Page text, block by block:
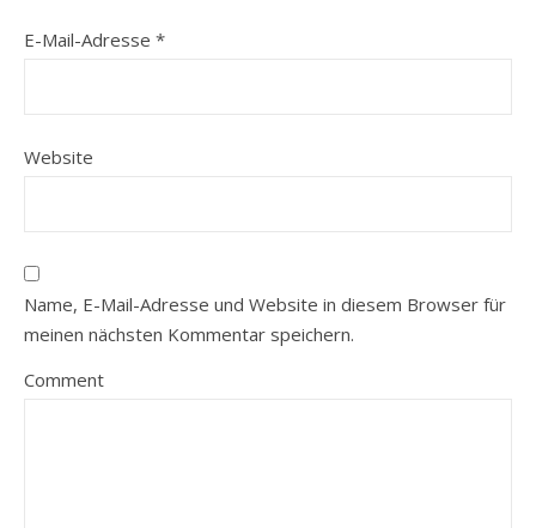
E-Mail-Adresse *
Website
Name, E-Mail-Adresse und Website in diesem Browser für
meinen nächsten Kommentar speichern.
Comment